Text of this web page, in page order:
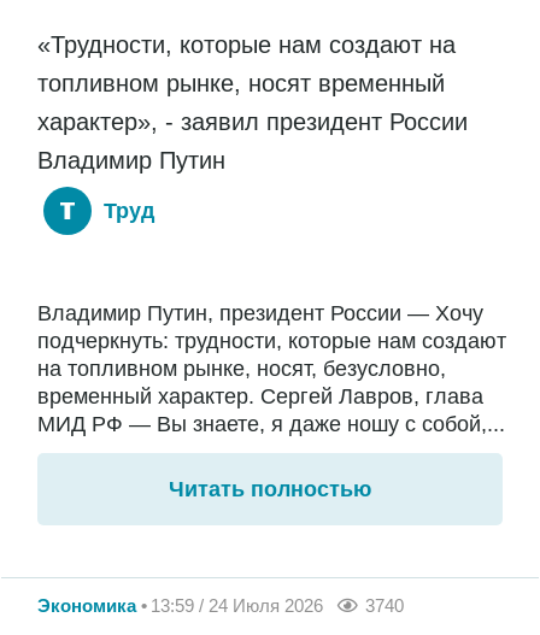
«Трудности, которые нам создают на
топливном рынке, носят временный
характер», - заявил президент России
Владимир Путин
Труд
Владимир Путин, президент России — Хочу
подчеркнуть: трудности, которые нам создают
на топливном рынке, носят, безусловно,
временный характер. Сергей Лавров, глава
МИД РФ — Вы знаете, я даже ношу с собой,...
Читать полностью
Экономика 13:59 / 24 Июля 2026 3740